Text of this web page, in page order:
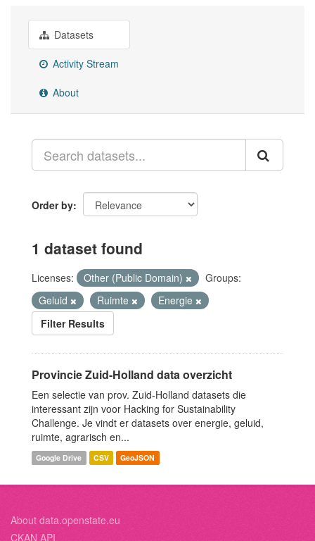
Datasets
Activity Stream
About
Order by
1 dataset found
Licenses: Other (Public Domain)
Groups:
Geluid
Ruimte
Energie
Filter Results
Provincie Zuid-Holland data overzicht
Een selectie van prov. Zuid-Holland datasets die
interessant zijn voor Hacking for Sustainability
Challenge. Je vindt er datasets over energie, geluid,
ruimte, agrarisch en...
Google Drive CSV GeoJSON
About data.openstate.eu
CKAN API